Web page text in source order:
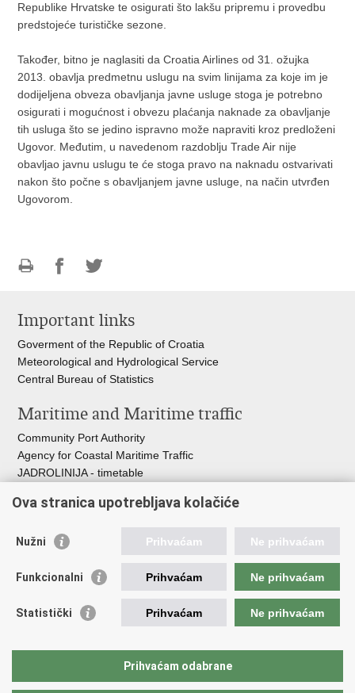
Republike Hrvatske te osigurati što lakšu pripremu i provedbu
predstojeće turističke sezone.
Također, bitno je naglasiti da Croatia Airlines od 31. ožujka
2013. obavlja predmetnu uslugu na svim linijama za koje im je
dodijeljena obveza obavljanja javne usluge stoga je potrebno
osigurati i mogućnost i obvezu plaćanja naknade za obavljanje
tih usluga što se jedino ispravno može napraviti kroz predloženi
Ugovor. Međutim, u navedenom razdoblju Trade Air nije
obavljao javnu uslugu te će stoga pravo na naknadu ostvarivati
nakon što počne s obavljanjem javne usluge, na način utvrđen
Ugovorom.
page
FacebookTwitteru
Important links
Goverment of the Republic of Croatia
Meteorological and Hydrological Service
Central Bureau of Statistics
Maritime and Maritime traffic
Community Port Authority
Agency for Coastal Maritime Traffic
JADROLINIJA - timetable
Croatian Motorways
Bus station Zagreb
Craotian Railways Passenger Transport
Zagreb International Airport - Franjo Tuđman
Ova stranica upotrebljava kolačiće
Nužni Prihvaćam Ne prihvaćam
Funkcionalni Prihvaćam Ne prihvaćam
Statistički Prihvaćam Ne prihvaćam
Prihvaćam odabrane